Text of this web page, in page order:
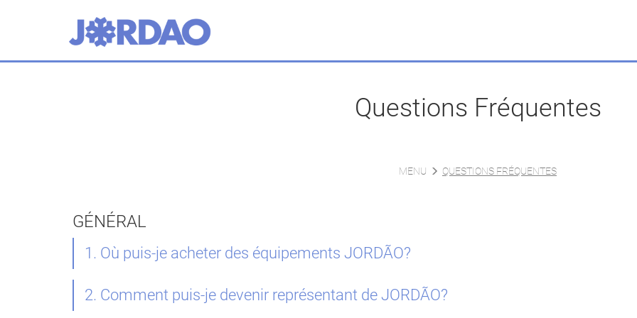
Questions Fréquentes
MENU QUESTIONS FRÉQUENTES
GÉNÉRAL
1. Où puis-je acheter des équipements JORDÃO?
2. Comment puis-je devenir représentant de JORDÃO?